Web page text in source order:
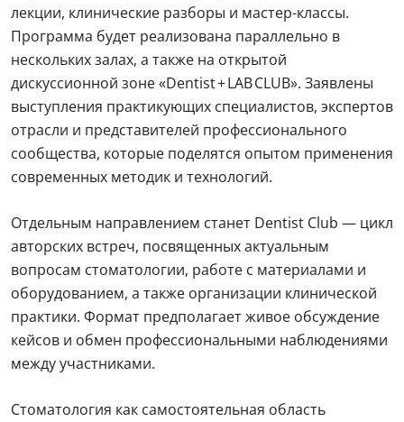
лекции, клинические разборы и мастер-классы.
Программа будет реализована параллельно в
нескольких залах, а также на открытой
дискуссионной зоне «Dentist + LAB CLUB». Заявлены
выступления практикующих специалистов, экспертов
отрасли и представителей профессионального
сообщества, которые поделятся опытом применения
современных методик и технологий.
Отдельным направлением станет Dentist Club — цикл
авторских встреч, посвященных актуальным
вопросам стоматологии, работе с материалами и
оборудованием, а также организации клинической
практики. Формат предполагает живое обсуждение
кейсов и обмен профессиональными наблюдениями
между участниками.
Стоматология как самостоятельная область